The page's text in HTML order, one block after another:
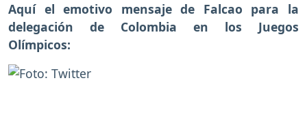
Aquí el emotivo mensaje de Falcao para la
delegación de Colombia en los Juegos
Olímpicos: